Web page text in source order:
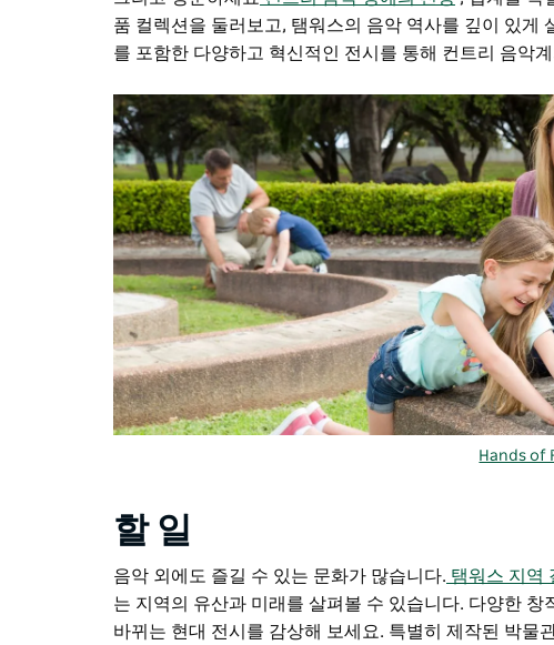
품 컬렉션을 둘러보고, 탬워스의 음악 역사를 깊이 있게
를 포함한 다양하고 혁신적인 전시를 통해 컨트리 음악
Hands of
할 일
음악 외에도 즐길 수 있는 문화가 많습니다. 탬워스 지역
는 지역의 유산과 미래를 살펴볼 수 있습니다. 다양한
바뀌는 현대 전시를 감상해 보세요. 특별히 제작된 박물